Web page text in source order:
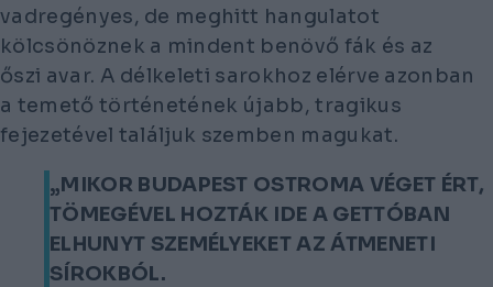
vadregényes, de meghitt hangulatot
kölcsönöznek a mindent benövő fák és az
őszi avar. A délkeleti sarokhoz elérve azonban
a temető történetének újabb, tragikus
fejezetével találjuk szemben magukat.
„MIKOR BUDAPEST OSTROMA VÉGET ÉRT,
TÖMEGÉVEL HOZTÁK IDE A GETTÓBAN
ELHUNYT SZEMÉLYEKET AZ ÁTMENETI
SÍROKBÓL.